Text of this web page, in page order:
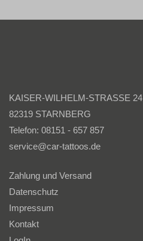
KAISER-WILHELM-STRASSE 24
82319 STARNBERG
Telefon: 08151 - 657 857
service@car-tattoos.de
Zahlung und Versand
Datenschutz
Impressum
Kontakt